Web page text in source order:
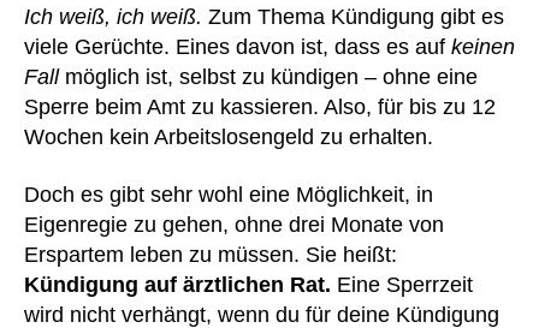
Ich weiß, ich weiß. Zum Thema Kündigung gibt es
viele Gerüchte. Eines davon ist, dass es auf keinen
Fallmöglich ist, selbst zu kündigen – ohne eine
Sperre beim Amt zu kassieren. Also, für bis zu 12
Wochen kein Arbeitslosengeld zu erhalten.
Doch es gibt sehr wohl eine Möglichkeit, in
Eigenregie zu gehen, ohne drei Monate von
Erspartem leben zu müssen. Sie heißt:
Kündigung auf ärztlichen Rat. Eine Sperrzeit
wird nicht verhängt, wenn du für deine Kündigung